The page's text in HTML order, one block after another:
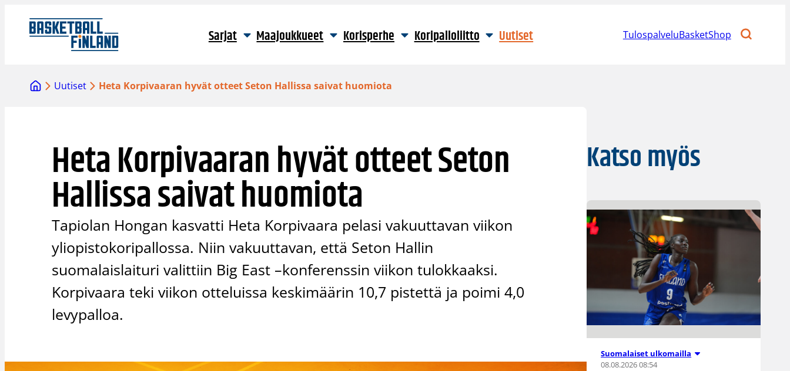
sisältöön
Sarjat Maajoukkueet Korisperhe Koripalloliitto Uutiset TulospalveluBasketShop
Uutiset Heta Korpivaaran hyvät otteet Seton Hallissa saivat huomiota
Heta Korpivaaran hyvät otteet Seton
Hallissa saivat huomiota
Tapiolan Hongan kasvatti Heta Korpivaara pelasi vakuuttavan viikon
yliopistokoripallossa. Niin vakuuttavan, että Seton Hallin
suomalaislaituri valittiin Big East –konferenssin viikon tulokkaaksi.
Korpivaara teki viikon otteluissa keskimäärin 10,7 pistettä ja poimi 4,0
levypalloa.
Katso myös
Suomalaiset ulkomailla
08.08.2026 08:54